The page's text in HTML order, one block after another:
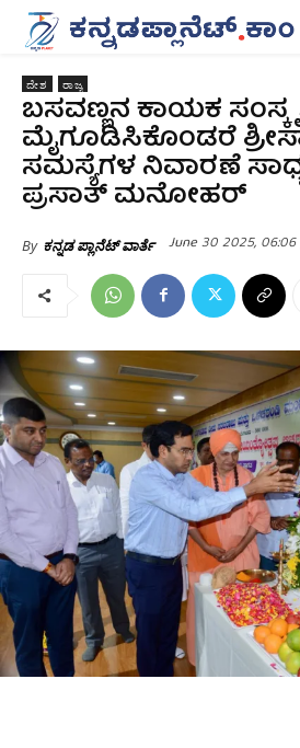
ದೇಶ ರಾಜ್ಯ
ಬಸವಣ್ಣನ ಕಾಯಕ
ಮೈಗೂಡಿಸಿಕೊಂಡರೆ
ಸಮಸ್ಯೆಗಳ ನಿವಾರಣೆ
ಪ್ರಸಾತ್ ಮನೋಹರ್
By ಕನ್ನಡ ಪ್ಲಾನೆಟ್ ವಾರ್ತೆ June 30 2025,